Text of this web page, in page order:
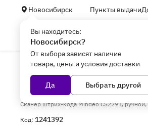
Новосибирск Пункты выдачи
Вы находитесь:
Новосибирск?
От выбора зависят наличие
товара, цены и условия доставки
Да Выбрать другой
Главная Оборудование для
Сканер штрих
Сканер штрих-кода Mindeo CS2291,
Код: 1241392